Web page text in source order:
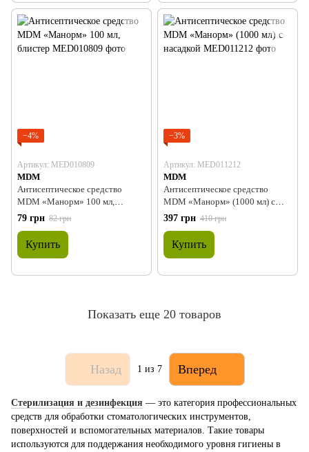
−4%
Артикул: MED010809
MDM
Антисептическое средство
MDM «Манорм» 100 мл,
блистер
79 грн 82 грн
Купить
−3%
Артикул: MED011212
MDM
Антисептическое средство
MDM «Манорм» (1000 мл) с
насадкой
397 грн 410 грн
Купить
Показать еще 20 товаров
Назад 1 из 7 Вперед
Стерилизация и дезинфекция — это категория профессиональных
средств для обработки стоматологических инструментов,
поверхностей и вспомогательных материалов. Такие товары
используются для поддержания необходимого уровня гигиены в